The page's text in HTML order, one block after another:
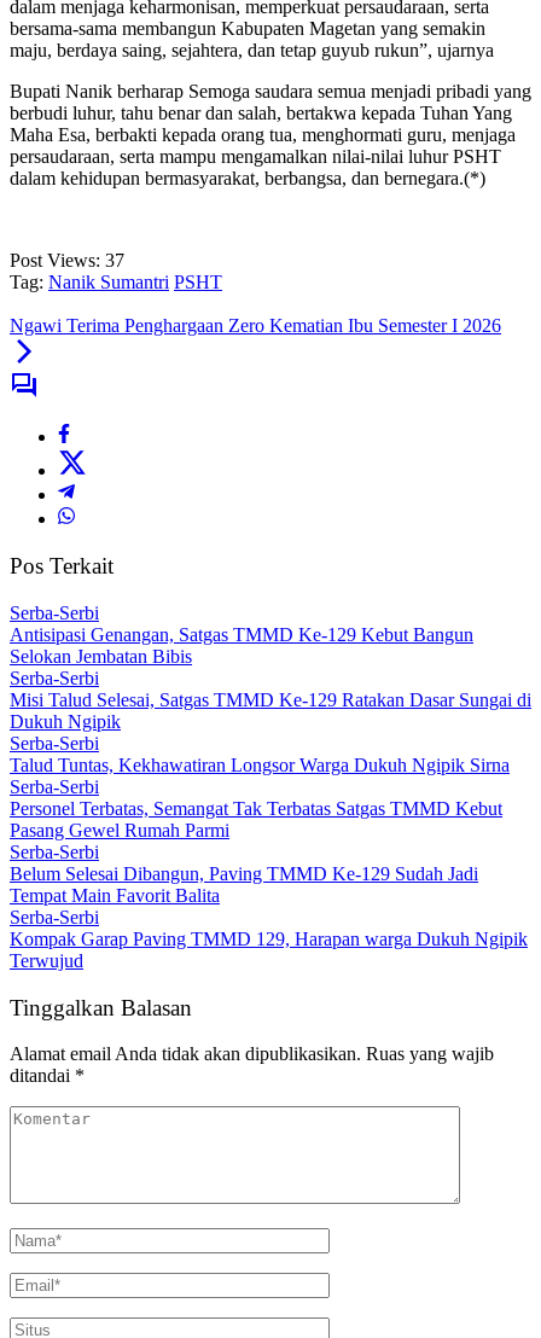
dalam menjaga keharmonisan, memperkuat persaudaraan, serta
bersama-sama membangun Kabupaten Magetan yang semakin
maju, berdaya saing, sejahtera, dan tetap guyub rukun”, ujarnya
Bupati Nanik berharap Semoga saudara semua menjadi pribadi yang
berbudi luhur, tahu benar dan salah, bertakwa kepada Tuhan Yang
Maha Esa, berbakti kepada orang tua, menghormati guru, menjaga
persaudaraan, serta mampu mengamalkan nilai-nilai luhur PSHT
dalam kehidupan bermasyarakat, berbangsa, dan bernegara.(*)
Post Views: 37
Tag: Nanik Sumantri PSHT
Ngawi Terima Penghargaan Zero Kematian Ibu Semester I 2026
Pos Terkait
Serba-Serbi
Antisipasi Genangan, Satgas TMMD Ke-129 Kebut Bangun
Selokan Jembatan Bibis
Serba-Serbi
Misi Talud Selesai, Satgas TMMD Ke-129 Ratakan Dasar Sungai di
Dukuh Ngipik
Serba-Serbi
Talud Tuntas, Kekhawatiran Longsor Warga Dukuh Ngipik Sirna
Serba-Serbi
Personel Terbatas, Semangat Tak Terbatas Satgas TMMD Kebut
Pasang Gewel Rumah Parmi
Serba-Serbi
Belum Selesai Dibangun, Paving TMMD Ke-129 Sudah Jadi
Tempat Main Favorit Balita
Serba-Serbi
Kompak Garap Paving TMMD 129, Harapan warga Dukuh Ngipik
Terwujud
Tinggalkan Balasan
Alamat email Anda tidak akan dipublikasikan. Ruas yang wajib
ditandai *